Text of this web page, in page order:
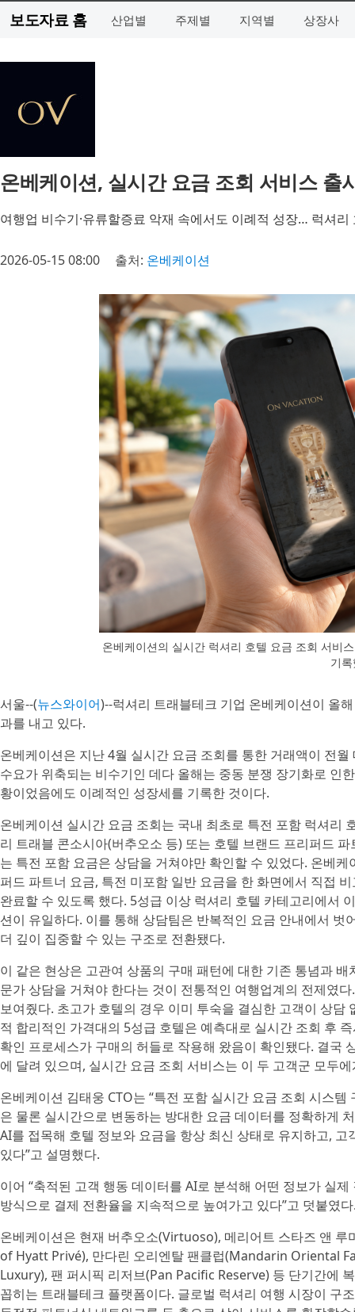
보도자료 홈 산업별 주제별 지역별 상장사
온베케이션, 실시간 요금 조회 서비스 출
여행업 비수기·유류할증료 악재 속에서도 이례적 성장… 럭셔리
2026-05-15 08:00 출처: 온베케이션
온베케이션의 실시간 럭셔리 호텔 요금 조회 서비
기
서울--(뉴스와이어)--럭셔리 트래블테크 기업 온베케이션이 올
과를 내고 있다.
온베케이션은 지난 4월 실시간 요금 조회를 통한 거래액이 전
수요가 위축되는 비수기인 데다 올해는 중동 분쟁 장기화로 인
황이었음에도 이례적인 성장세를 기록한 것이다.
온베케이션 실시간 요금 조회는 국내 최초로 특전 포함 럭셔리
리 트래블 콘소시아(버추오소 등) 또는 호텔 브랜드 프리퍼드
는 특전 포함 요금은 상담을 거쳐야만 확인할 수 있었다. 온베
퍼드 파트너 요금, 특전 미포함 일반 요금을 한 화면에서 직접
완료할 수 있도록 했다. 5성급 이상 럭셔리 호텔 카테고리에서
션이 유일하다. 이를 통해 상담팀은 반복적인 요금 안내에서
더 깊이 집중할 수 있는 구조로 전환됐다.
이 같은 현상은 고관여 상품의 구매 패턴에 대한 기존 통념과
문가 상담을 거쳐야 한다는 것이 전통적인 여행업계의 전제였
보여줬다. 초고가 호텔의 경우 이미 투숙을 결심한 고객이 상
적 합리적인 가격대의 5성급 호텔은 예측대로 실시간 조회 후
확인 프로세스가 구매의 허들로 작용해 왔음이 확인됐다. 결국
에 달려 있으며, 실시간 요금 조회 서비스는 이 두 고객군 모두
온베케이션 김태웅 CTO는 “특전 포함 실시간 요금 조회 시스
은 물론 실시간으로 변동하는 방대한 요금 데이터를 정확하게
AI를 접목해 호텔 정보와 요금을 항상 최신 상태로 유지하고,
있다”고 설명했다.
이어 “축적된 고객 행동 데이터를 AI로 분석해 어떤 정보가 실
방식으로 결제 전환율을 지속적으로 높여가고 있다”고 덧붙였
온베케이션은 현재 버추오소(Virtuoso), 메리어트 스타즈 앤
of Hyatt Privé), 만다린 오리엔탈 팬클럽(Mandarin Oriental
Luxury), 팬 퍼시픽 리저브(Pan Pacific Reserve) 등 단기간에
꼽히는 트래블테크 플랫폼이다. 글로벌 럭셔리 여행 시장이 구